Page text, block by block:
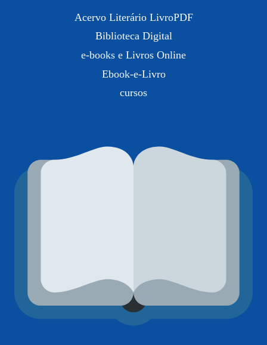
Acervo Literário LivroPDF
Biblioteca Digital
e-books e Livros Online
Ebook-e-Livro
cursos